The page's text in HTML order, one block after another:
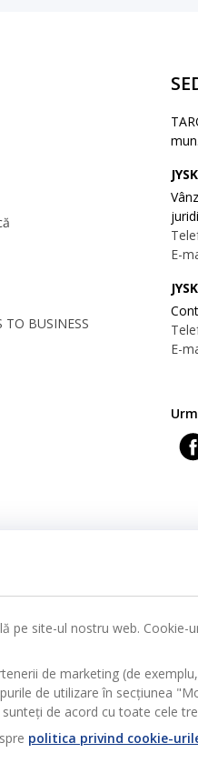
TO BUSINESS
E-
E-
pe site-ul nostru web. Cookie-
de marketing (de
de utilizare în secțiunea
de acord cu toate cele
politica privind cookie-